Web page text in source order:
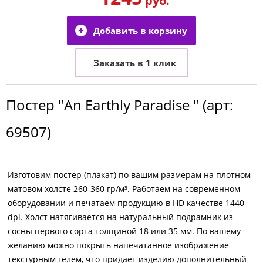
Постер "An Earthly Paradise " (арт:
69507)
Изготовим постер (плакат) по вашим размерам на плотном
матовом холсте 260-360 гр/м³. Работаем на современном
оборудовании и печатаем продукцию в HD качестве 1440
dpi. Холст натягивается на натуральный подрамник из
сосны первого сорта толщиной 18 или 35 мм. По вашему
желанию можно покрыть напечатанное изображение
текстурным гелем, что придает изделию дополнительный